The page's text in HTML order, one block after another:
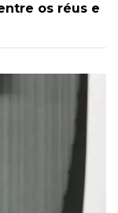
os réus e